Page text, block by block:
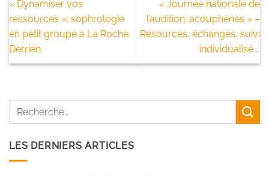
« Dynamiser vos
ressources »: sophrologie
en petit groupe à La Roche
Derrien
« Journée nationale de
l’audition: acouphènes » –
Resources, échanges, suivi
individualisé …
LES DERNIERS ARTICLES